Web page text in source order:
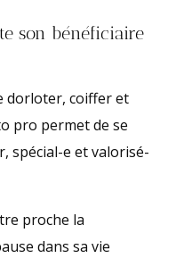
son bénéficiaire
dorloter, coiffer et
pro permet de se
spécial-e et valorisé-
proche la
dans sa vie